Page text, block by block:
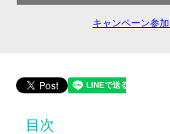
キャンペーン参
目次